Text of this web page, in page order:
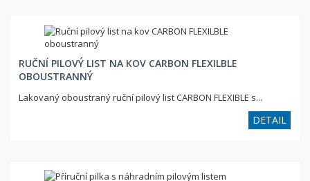
RUČNÍ PILOVÝ LIST NA KOV CARBON FLEXILBLE
OBOUSTRANNÝ
Lakovaný oboustraný ruční pilový list CARBON FLEXIBLE s...
DETAIL